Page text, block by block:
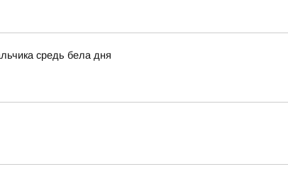
средь бела дня